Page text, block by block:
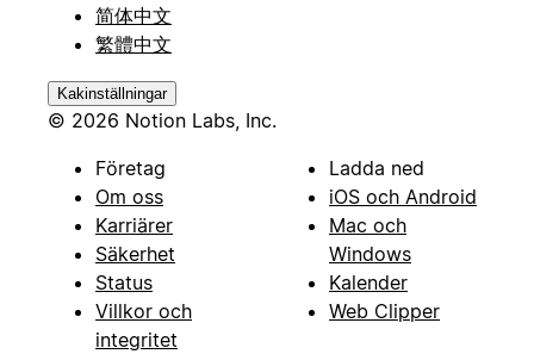
简体中文
繁體中文
Kakinställningar
© 2026 Notion Labs, Inc.
Företag
Om oss
Karriärer
Säkerhet
Status
Villkor och
integritet
Ladda ned
iOS och Android
Mac och
Windows
Kalender
Web Clipper